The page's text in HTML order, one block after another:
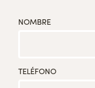
NOMBRE
TELÉFONO